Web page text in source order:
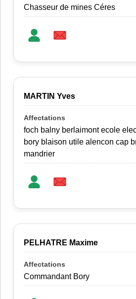
Chasseur de mines Céres
MARTIN Yves
foch balny berlaimont ecole
bory blaison utile alencon cap
mandrier
PELHATRE Maxime
Commandant Bory